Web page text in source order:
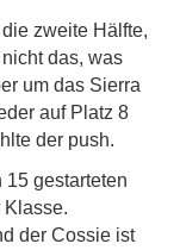
zweite Hälfte,
das, was
um das Sierra
auf Platz 8
der push.
gestarteten
Klasse.
der Cossie ist